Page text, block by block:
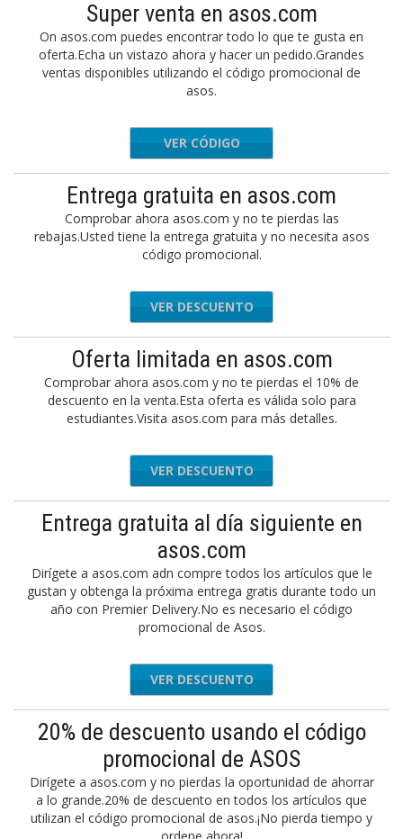
Super venta en asos.com
On asos.com puedes encontrar todo lo que te gusta en
oferta.Echa un vistazo ahora y hacer un pedido.Grandes
ventas disponibles utilizando el código promocional de
asos.
SALEWOO
VER CÓDIGO
Entrega gratuita en asos.com
Comprobar ahora asos.com y no te pierdas las
rebajas.Usted tiene la entrega gratuita y no necesita asos
código promocional.
VER DESCUENTO
Oferta limitada en asos.com
Comprobar ahora asos.com y no te pierdas el 10% de
descuento en la venta.Esta oferta es válida solo para
estudiantes.Visita asos.com para más detalles.
VER DESCUENTO
Entrega gratuita al día siguiente en
asos.com
Dirígete a asos.com adn compre todos los artículos que le
gustan y obtenga la próxima entrega gratis durante todo un
año con Premier Delivery.No es necesario el código
promocional de Asos.
VER DESCUENTO
20% de descuento usando el código
promocional de ASOS
Dirígete a asos.com y no pierdas la oportunidad de ahorrar
a lo grande.20% de descuento en todos los artículos que
utilizan el código promocional de asos.¡No pierda tiempo y